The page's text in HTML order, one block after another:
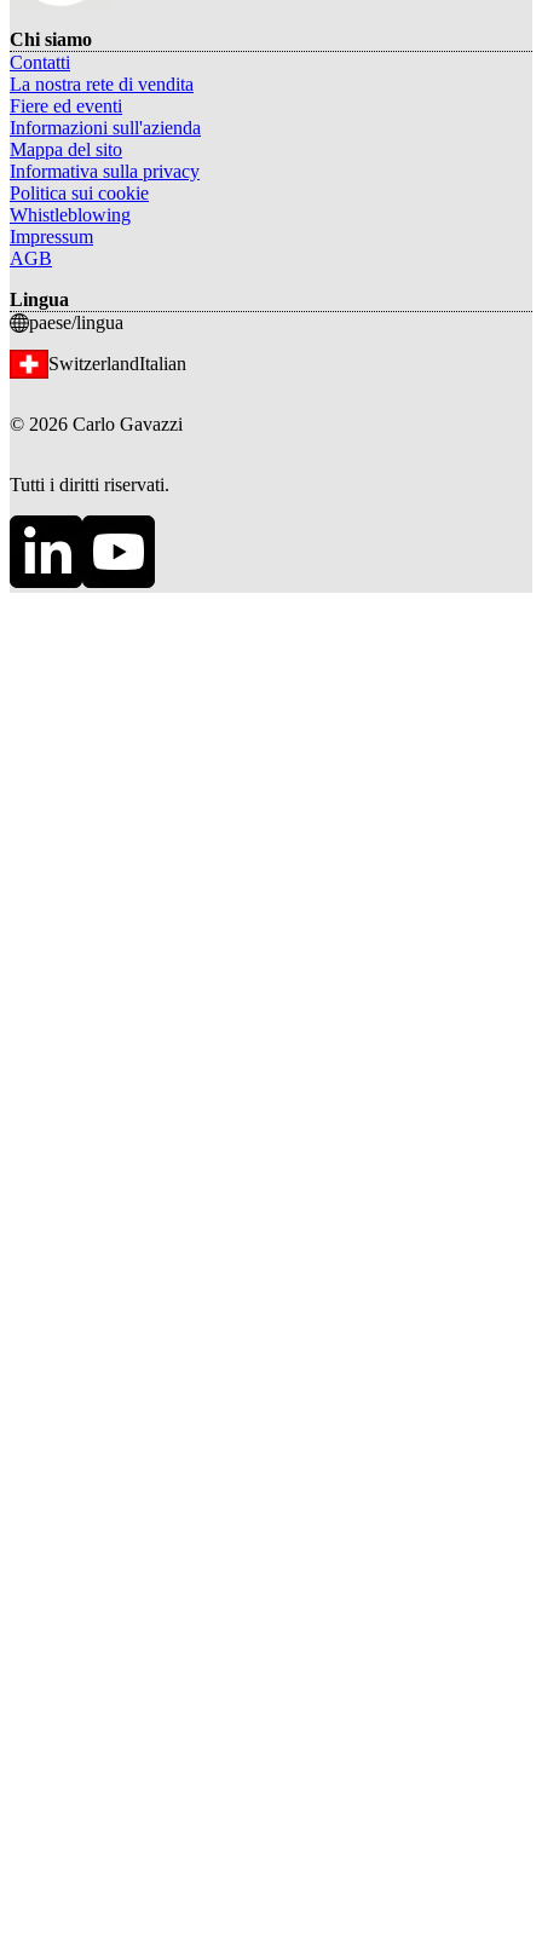
Chi siamo
Contatti
La nostra rete di vendita
Fiere ed eventi
Informazioni sull'azienda
Mappa del sito
Informativa sulla privacy
Politica sui cookie
Whistleblowing
Impressum
AGB
Lingua
paese/lingua
SwitzerlandItalian
© 2026 Carlo Gavazzi
Tutti i diritti riservati.